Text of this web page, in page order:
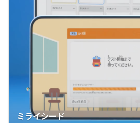
ミライシード